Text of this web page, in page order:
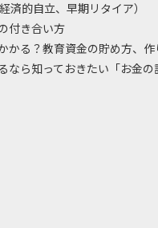
済的自立、早期リタイア）
付き合い方
かる？教育資金の貯め方、作
なら知っておきたい「お金の